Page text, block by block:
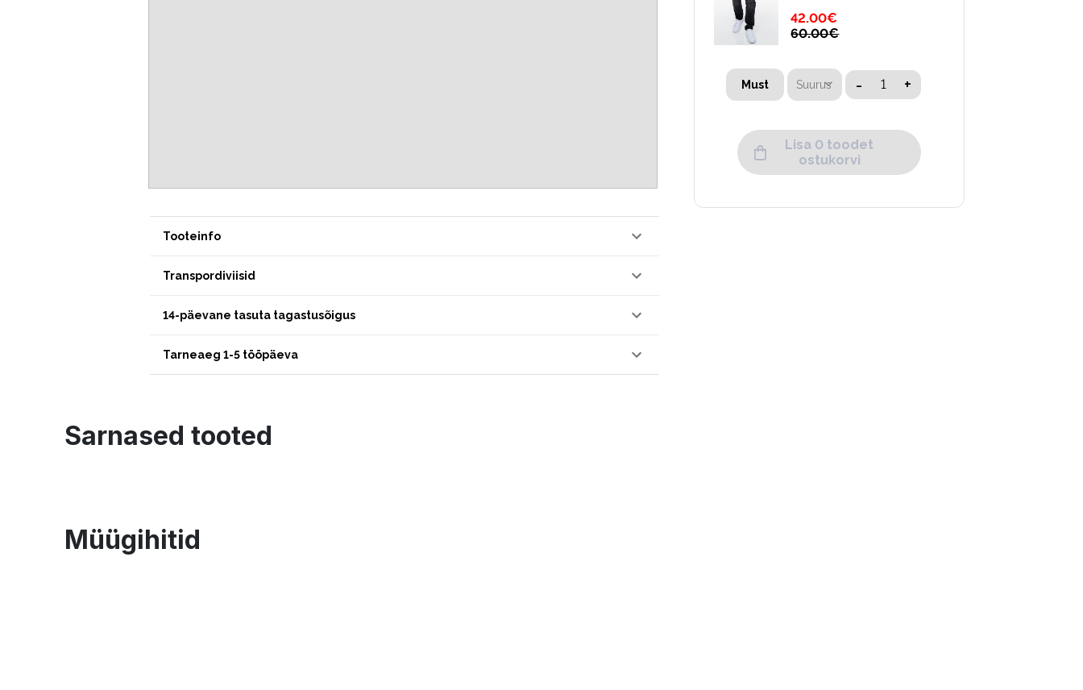
Tooteinfo
Transpordiviisid
14-päevane tasuta tagastusõigus
Tarneaeg 1-5 tööpäeva
42.00€
60.00€
Must Suurus - +
Lisa 0 toodet
ostukorvi
Sarnased tooted
Müügihitid